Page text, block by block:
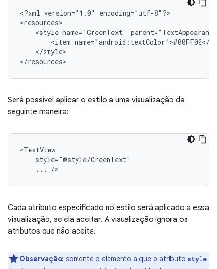
<?xml version="1.0"
encoding="utf-8"?>
<style name="GreenText"
<item
</style>
</resources>
Será possível aplicar o estilo a uma visualização da
seguinte maneira:
...
/>
Cada atributo especificado no estilo será aplicado a essa
visualização, se ela aceitar. A visualização ignora os
atributos que não aceita.
Observação: somente o elemento a que o atributo style